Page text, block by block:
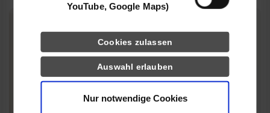
YouTube, Google Maps)
Cookies zulassen
Auswahl erlauben
Nur notwendige Cookies